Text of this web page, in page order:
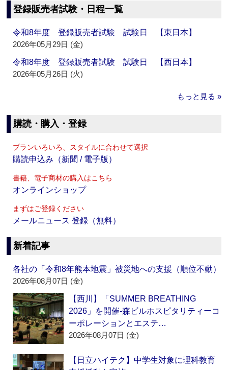
登録販売者試験・日程一覧
令和8年度 登録販売者試験 試験日 【東日本】
2026年05月29日 (金)
令和8年度 登録販売者試験 試験日 【西日本】
2026年05月26日 (火)
もっと見る »
購読・購入・登録
プランいろいろ、スタイルに合わせて選択
購読申込み（新聞 / 電子版）
書籍、電子商材の購入はこちら
オンラインショップ
まずはご登録ください
メールニュース 登録（無料）
新着記事
各社の「令和8年熊本地震」被災地への支援（順位不動）
2026年08月07日 (金)
【西川】「SUMMER BREATHING
2026」を開催‐森ビルホスピタリティーコ
ーポレーションとエステ…
2026年08月07日 (金)
【日立ハイテク】中学生対象に理科教育